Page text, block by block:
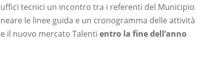
tecnici un incontro tra i referenti del Municipio
le linee guida e un cronogramma delle attività
il nuovo mercato Talentientro la fine dell’anno